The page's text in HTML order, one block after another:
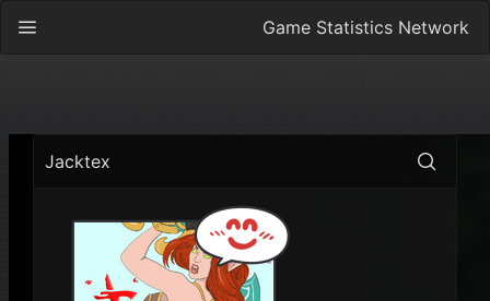
Game Statistics Network
Jacktex